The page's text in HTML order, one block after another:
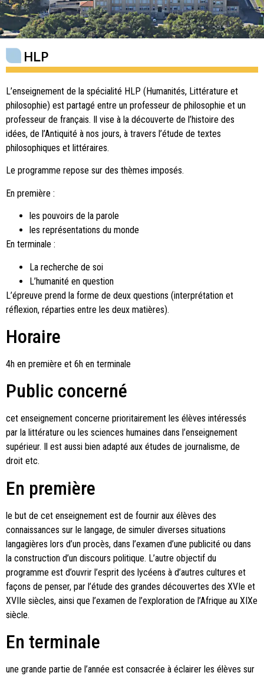
HLP
L’enseignement de la spécialité HLP (Humanités, Littérature et
philosophie) est partagé entre un professeur de philosophie et un
professeur de français. Il vise à la découverte de l’histoire des
idées, de l’Antiquité à nos jours, à travers l’étude de textes
philosophiques et littéraires.
Le programme repose sur des thèmes imposés.
En première :
les pouvoirs de la parole
les représentations du monde
En terminale :
La recherche de soi
L’humanité en question
L’épreuve prend la forme de deux questions (interprétation et
réflexion, réparties entre les deux matières).
Horaire
4h en première et 6h en terminale
Public concerné
cet enseignement concerne prioritairement les élèves intéressés
par la littérature ou les sciences humaines dans l’enseignement
supérieur. Il est aussi bien adapté aux études de journalisme, de
droit etc.
En première
le but de cet enseignement est de fournir aux élèves des
connaissances sur le langage, de simuler diverses situations
langagières lors d’un procès, dans l’examen d’une publicité ou dans
la construction d’un discours politique. L’autre objectif du
programme est d’ouvrir l’esprit des lycéens à d’autres cultures et
façons de penser, par l’étude des grandes découvertes des XVIe et
XVIIe siècles, ainsi que l’examen de l’exploration de l’Afrique au XIXe
siècle.
En terminale
une grande partie de l’année est consacrée à éclairer les élèves sur